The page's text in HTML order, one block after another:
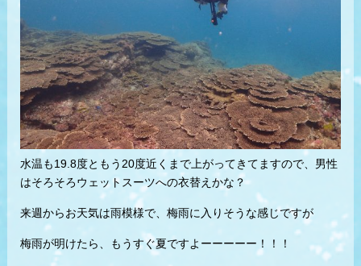
水温も19.8度ともう20度近くまで上がってきてますので、男性
はそろそろウェットスーツへの衣替えかな？
来週からお天気は雨模様で、梅雨に入りそうな感じですが
梅雨が明けたら、もうすぐ夏ですよーーーーー！！！